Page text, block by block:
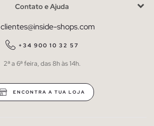
Contato e Ajuda
clientes@inside-shops.com
+34 900 10 32 57
2ª a 6ª feira, das 8h às 14h.
ENCONTRA A TUA LOJA